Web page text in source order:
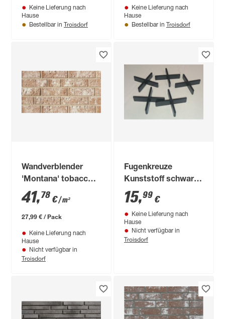
Keine Lieferung nach
Hause
Bestellbar in Troisdorf
Keine Lieferung nach
Hause
Bestellbar in Troisdorf
Wandverblender
'Montana' tobacco-
bianco, Ton
41,78 €/ m²
27,99 € / Pack
Keine Lieferung nach
Hause
Nicht verfügbar in
Troisdorf
Fugenkreuze
Kunststoff schwarz
5,5 cm x 1 cm x 0,3
cm
15,99 €
Keine Lieferung nach
Hause
Nicht verfügbar in
Troisdorf